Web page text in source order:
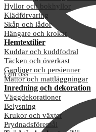
Om oss
Hyllor och bokhyllor
Klädförvaring
Skåp och lådor
Hängare och krokar
Hemtextilier
Kuddar och kuddfodral
Täcken och överkast
Gardiner och persienner
Mattor och mattläggningar
Inredning och dekoration
Väggdekorationer
Belysning
Krukor och växter
Prydnadsföremål